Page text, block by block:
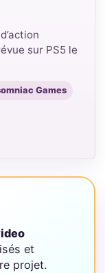
sur PS5 le
Games
et
projet.